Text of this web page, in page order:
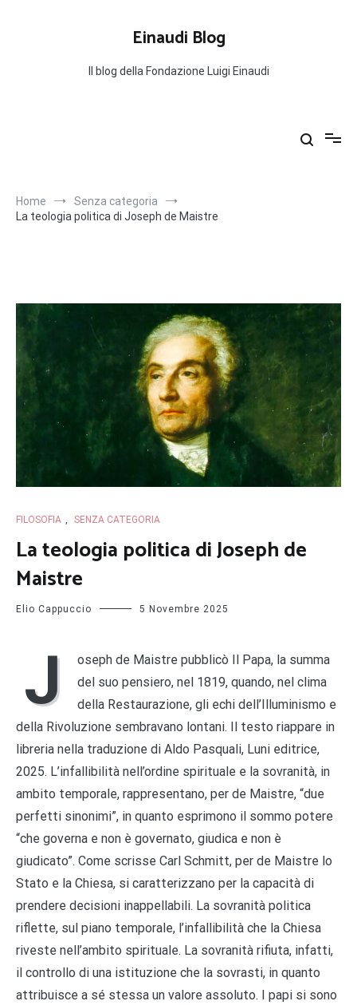
Einaudi Blog
Il blog della Fondazione Luigi Einaudi
Home
Senza categoria
La teologia politica di Joseph de Maistre
FILOSOFIA SENZA CATEGORIA
La teologia politica di Joseph de
Maistre
Elio Cappuccio 5 Novembre 2025
J
oseph de Maistre pubblicò Il Papa, la summa
del suo pensiero, nel 1819, quando, nel clima
della Restaurazione, gli echi dell’Illuminismo e
della Rivoluzione sembravano lontani. Il testo riappare in
libreria nella traduzione di Aldo Pasquali, Luni editrice,
2025. L’infallibilità nell’ordine spirituale e la sovranità, in
ambito temporale, rappresentano, per de Maistre, “due
perfetti sinonimi”, in quanto esprimono il sommo potere
“che governa e non è governato, giudica e non è
giudicato”. Come scrisse Carl Schmitt, per de Maistre lo
Stato e la Chiesa, si caratterizzano per la capacità di
prendere decisioni inappellabili. La sovranità politica
riflette, sul piano temporale, l’infallibilità che la Chiesa
riveste nell’ambito spirituale. La sovranità rifiuta, infatti,
il controllo di una istituzione che la sovrasti, in quanto
attribuisce a sé stessa un valore assoluto. I papi si sono